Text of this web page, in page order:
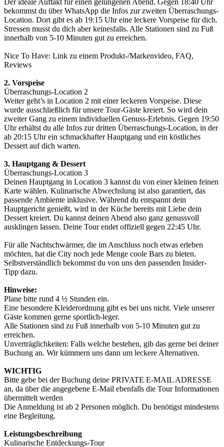
Der ideale Auftakt für einen gelungenen Abend. Gegen 18:40 Uhr
bekommst du über WhatsApp die Infos zur zweiten Überraschungs-
Location. Dort gibt es ab 19:15 Uhr eine leckere Vorspeise für dich.
Stressen musst du dich aber keinesfalls. Alle Stationen sind zu Fuß
innerhalb von 5-10 Minuten gut zu erreichen.
Nice To Have: Link zu einem Produkt-/Markenvideo, FAQ,
Reviews
2. Vorspeise
Überraschungs-Location 2
Weiter geht’s in Location 2 mit einer leckeren Vorspeise. Diese
wurde ausschließlich für unsere Tour-Gäste kreiert. So wird dein
zweiter Gang zu einem individuellen Genuss-Erlebnis. Gegen 19:50
Uhr erhältst du alle Infos zur dritten Überraschungs-Location, in der
ab 20:15 Uhr ein schmackhafter Hauptgang und ein köstliches
Dessert auf dich warten.
3. Hauptgang & Dessert
Überraschungs-Location 3
Deinen Hauptgang in Location 3 kannst du von einer kleinen feinen
Karte wählen. Kulinarische Abwechslung ist also garantiert, das
passende Ambiente inklusive. Während du entspannt dein
Hauptgericht genießt, wird in der Küche bereits mit Liebe dein
Dessert kreiert. Du kannst deinen Abend also ganz genussvoll
ausklingen lassen. Deine Tour endet offiziell gegen 22:45 Uhr.
Für alle Nachtschwärmer, die im Anschluss noch etwas erleben
möchten, hat die City noch jede Menge coole Bars zu bieten.
Selbstverständlich bekommst du von uns den passenden Insider-
Tipp dazu.
Hinweise:
Plane bitte rund 4 ½ Stunden ein.
Eine besondere Kleiderordnung gibt es bei uns nicht. Viele unserer
Gäste kommen gerne sportlich-leger.
Alle Stationen sind zu Fuß innerhalb von 5-10 Minuten gut zu
erreichen.
Unverträglichkeiten: Falls welche bestehen, gib das gerne bei deiner
Buchung an. Wir kümmern uns dann um leckere Alternativen.
WICHTIG
Bitte gebe bei der Buchung deine PRIVATE E-MAIL ADRESSE
an, da über die angegebene E-Mail ebenfalls die Tour Informationen
übermittelt werden
Die Anmeldung ist ab 2 Personen möglich. Du benötigst mindestens
eine Begleitung.
Leistungsbeschreibung
Kulinarische Entdeckungs-Tour